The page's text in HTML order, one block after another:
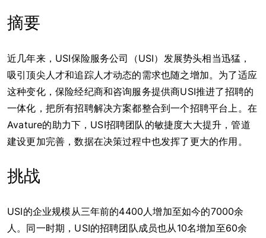
摘要
近几年来，USI保险服务公司（USI）发展势头相当迅猛，
吸引顶尖人才和追踪人才动态的需求也随之增加。为了适应
这种变化，保险经纪商和咨询服务提供商USI推进了招聘的
一体化，把所有招聘解决方案都整合到一个招聘平台上。在
Avature的助力下，USI招聘团队的敏捷度大大提升，管道
建设更加完善，数据在决策过程中也发挥了更大的作用。
挑战
USI的企业规模从三年前的4400人增加至如今的7000余
人。同一时期，USI的招聘团队成员也从10名增加至60余